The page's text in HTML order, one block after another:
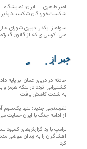
امیر طاهری – ایران: نمایشگاه
شکست‌خوردگان شکست‌ناپذیر
سولماز ایکدر: دبیری شورای
ملی؛ کرسی‌ای که از قانون
خبر از
تارنماهای دیگر
حادثه در دریای عمان؛ بر پایه
کشتیرانی، تردد در تنگه هرمز و
به شدت کاهش یافت
نظرسنجی جدید: تنها یک‌سوم
از ادامه جنگ با ایران حمایت
ترامپ با رد گزارش‌های کمبود
افشاگران را به زندان طولانی
کرد